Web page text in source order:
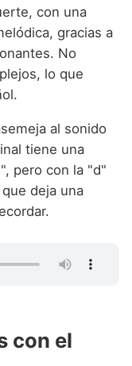
con una
gracias a
No
lo que
al sonido
tiene una
pero con la "d"
deja una
con el